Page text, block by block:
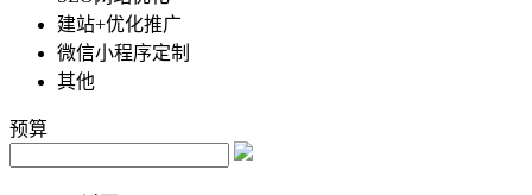
建站+优化推广
微信小程序定制
其他
预算